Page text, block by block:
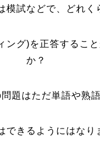
模試などで、どれく
ング)を正答するこ
か？
題はただ単語や熟
できるようにはなり